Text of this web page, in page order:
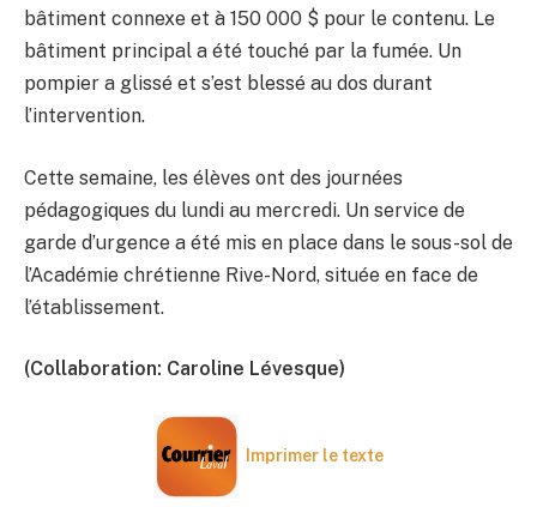
bâtiment connexe et à 150 000 $ pour le contenu. Le
bâtiment principal a été touché par la fumée. Un
pompier a glissé et s’est blessé au dos durant
l’intervention.
Cette semaine, les élèves ont des journées
pédagogiques du lundi au mercredi. Un service de
garde d’urgence a été mis en place dans le sous-sol de
l’Académie chrétienne Rive-Nord, située en face de
l’établissement.
(Collaboration: Caroline Lévesque)
Imprimer le texte